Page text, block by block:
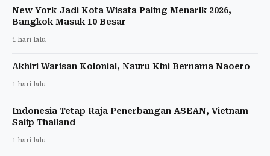
New York Jadi Kota Wisata Paling Menarik 2026,
Bangkok Masuk 10 Besar
1 hari lalu
Akhiri Warisan Kolonial, Nauru Kini Bernama Naoero
1 hari lalu
Indonesia Tetap Raja Penerbangan ASEAN, Vietnam
Salip Thailand
1 hari lalu